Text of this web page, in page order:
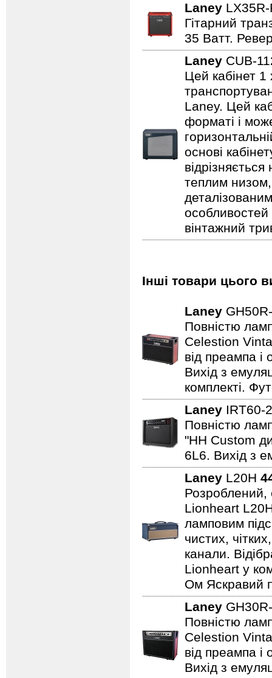
Laney
Гітарний
35 Ватт.
Laney CUB-
Цей кабінет 1
Laney. Цей
форматі і
основі
теплим
особливостей
вінтажний
Інші товари цього
Laney
Повністю
Celestion
від преампа
Вихід з
комплекті.
Laney IRT60-
Повністю
"HH Custom
6L6. Вихід з
Laney L20H
Розроблений,
Lionheart
ламповим
чистих,
канали.
Lionheart у
Ом Яскравий
Laney
Повністю
Celestion
від преампа
Вихід з